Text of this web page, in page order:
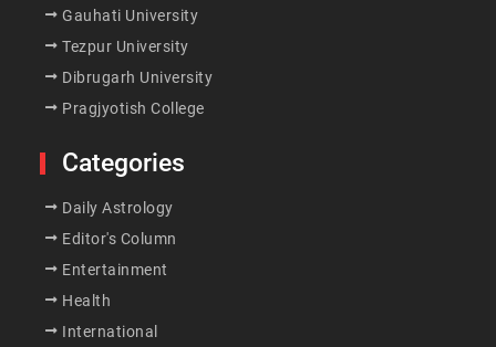
Gauhati University
Tezpur University
Dibrugarh University
Pragjyotish College
Categories
Daily Astrology
Editor's Column
Entertainment
Health
International